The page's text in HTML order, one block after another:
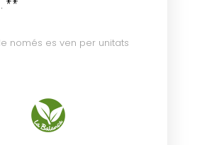
**
només es ven per unitats